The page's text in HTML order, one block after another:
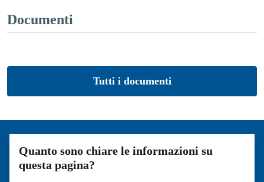
Documenti
Tutti i documenti
Quanto sono chiare le informazioni su
questa pagina?